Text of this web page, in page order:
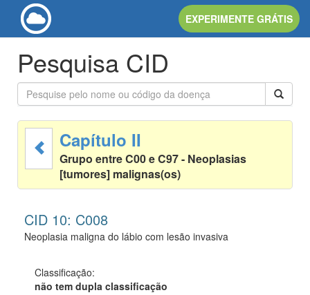
EXPERIMENTE GRÁTIS
Pesquisa CID
Capítulo II
Grupo entre C00 e C97 - Neoplasias
[tumores] malignas(os)
CID 10: C008
Neoplasia maligna do lábio com lesão invasiva
Classificação:
não tem dupla classificação